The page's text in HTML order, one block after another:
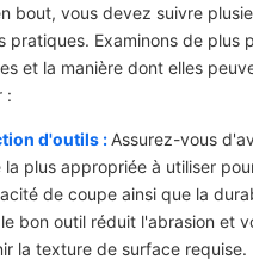
bout, vous devez suivre
pratiques. Examinons de plus
et la manière dont elles
:
d'outils :Assurez-vous
la plus appropriée à utiliser
de coupe ainsi que la
bon outil réduit l'abrasion et
la texture de surface requise.